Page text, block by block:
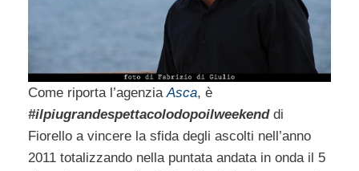
Come riporta l’agenziaAsca, è
#ilpiugrandespettacolodopoilweekenddi
Fiorello a vincere la sfida degli ascolti nell’anno
2011 totalizzando nella puntata andata in onda il 5